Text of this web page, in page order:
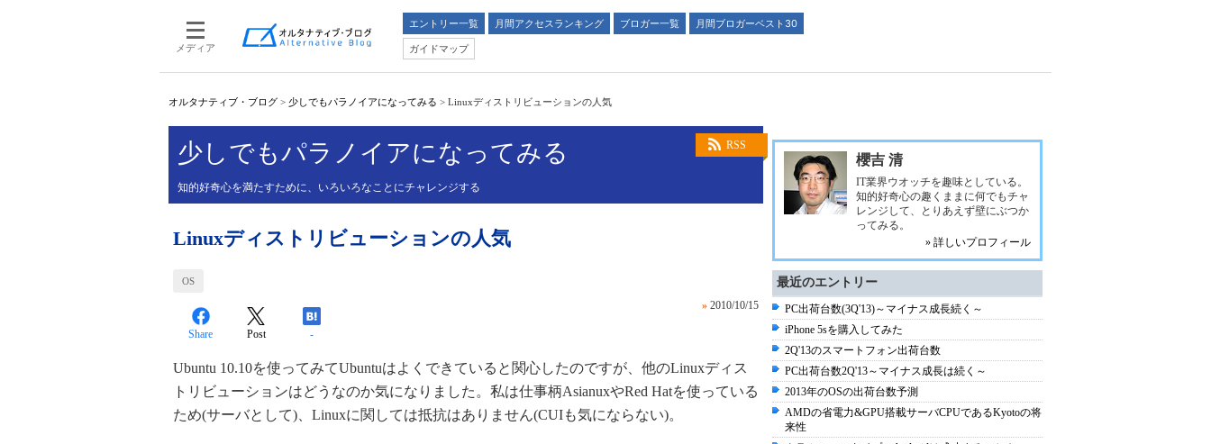
メディア
エントリー一覧 月間アクセスランキング ブロガー一覧
月間ブロガーベスト30
ガイドマップ
オルタナティブ・ブログ > 少しでもパラノイアになってみる > Linuxディストリビューションの人気
RSS
少しでもパラノイアになってみる
知的好奇心を満たすために、いろいろなことにチャレンジする
Linuxディストリビューションの人気
OS
» 2010/10/15
Share Post -
Ubuntu 10.10を使ってみてUbuntuはよくできていると関心したのですが、他のLinuxディス
トリビューションはどうなのか気になりました。私は仕事柄AsianuxやRed Hatを使っている
ため(サーバとして)、Linuxに関しては抵抗はありません(CUIも気にならない)。
櫻吉 清
IT業界ウオッチを趣味としている。
知的好奇心の趣くままに何でもチャ
レンジして、とりあえず壁にぶつか
ってみる。
» 詳しいプロフィール
最近のエントリー
PC出荷台数(3Q'13)～マイナス成長続く～
iPhone 5sを購入してみた
2Q'13のスマートフォン出荷台数
PC出荷台数2Q'13～マイナス成長は続く～
2013年のOSの出荷台数予測
AMDの省電力&GPU搭載サーバCPUであるKyotoの将
来性